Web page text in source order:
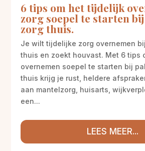
6 tips om het tijdelijk
zorg soepel te starten
zorg thuis.
Je wilt tijdelijke zorg overnemen
thuis en zoekt houvast. Met 6 tips
overnemen soepel te starten bij
thuis krijg je rust, heldere
aan mantelzorg, huisarts,
een...
LEES MEER...